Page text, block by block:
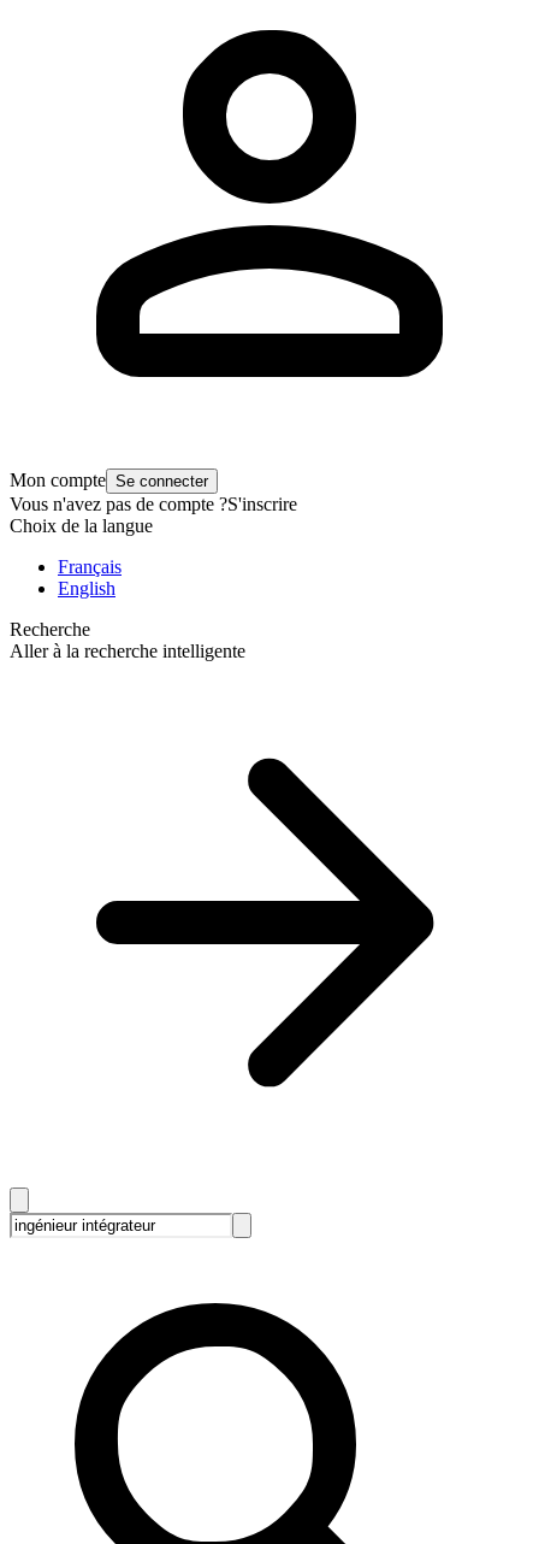
Mon compte Se connecter
Vous n'avez pas de compte ?S'inscrire
Choix de la langue
Français
English
Recherche
Aller à la recherche intelligente